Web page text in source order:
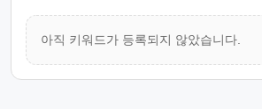
아직 키워드가 등록되지 않았습니다.